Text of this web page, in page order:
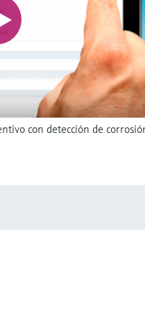
con detección de